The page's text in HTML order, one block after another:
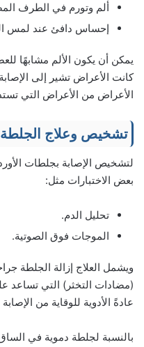
ألم وتورم في الطرف
إحساس دافئ عند لمس
يمكن أن يكون الألم مشابهًا
كانت الأعراض تشير إلى
الأعراض من الأعراض التي
تشخيص وعلاج
لتشخيص الإصابة بجلطات
بعض الاختبارات مثل:
تحليل الدم.
الموجات فوق الصوتية.
ويشمل العلاج إزالة الجلطة
(مضادات التخثر) التي تساعد
عادةً الأدوية للوقاية من
بالنسبة لجلطة دموية في